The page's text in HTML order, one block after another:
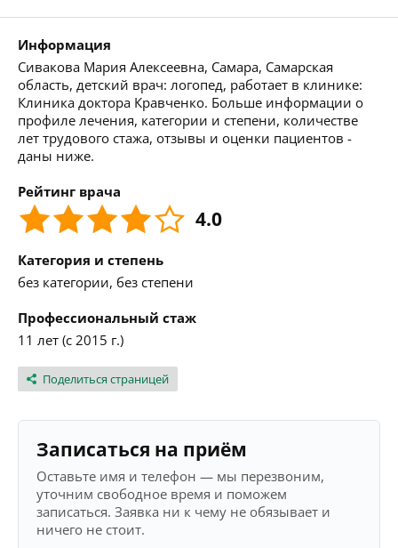
Информация
Сивакова Мария Алексеевна, Самара, Самарская
область, детский врач: логопед, работает в клинике:
Клиника доктора Кравченко. Больше информации о
профиле лечения, категории и степени, количестве
лет трудового стажа, отзывы и оценки пациентов -
даны ниже.
Рейтинг врача
4.0
Категория и степень
без категории, без степени
Профессиональный стаж
11 лет (с 2015 г.)
Поделиться страницей
Записаться на приём
Оставьте имя и телефон — мы перезвоним,
уточним свободное время и поможем
записаться. Заявка ни к чему не обязывает и
ничего не стоит.